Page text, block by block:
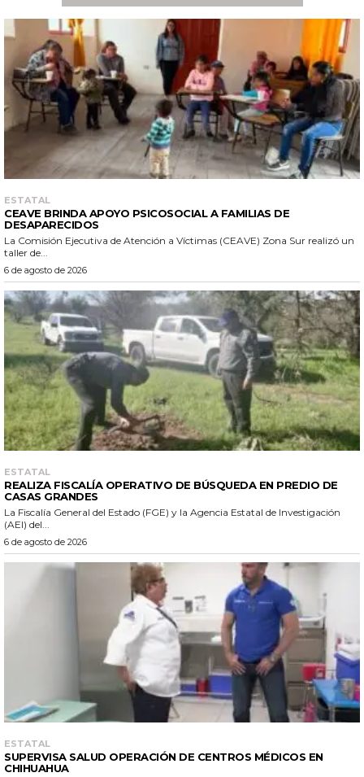
ESTATAL
CEAVE BRINDA APOYO PSICOSOCIAL A FAMILIAS DE
DESAPARECIDOS
La Comisión Ejecutiva de Atención a Víctimas (CEAVE) Zona Sur realizó un
taller de...
6 de agosto de 2026
ESTATAL
REALIZA FISCALÍA OPERATIVO DE BÚSQUEDA EN PREDIO DE
CASAS GRANDES
La Fiscalía General del Estado (FGE) y la Agencia Estatal de Investigación
(AEI) del...
6 de agosto de 2026
ESTATAL
SUPERVISA SALUD OPERACIÓN DE CENTROS MÉDICOS EN
CHIHUAHUA